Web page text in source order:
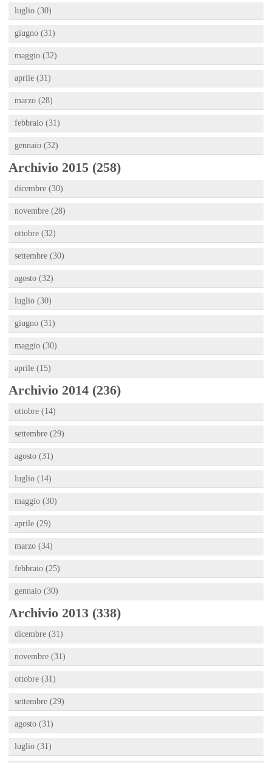
luglio (30)
giugno (31)
maggio (32)
aprile (31)
marzo (28)
febbraio (31)
gennaio (32)
Archivio 2015 (258)
dicembre (30)
novembre (28)
ottobre (32)
settembre (30)
agosto (32)
luglio (30)
giugno (31)
maggio (30)
aprile (15)
Archivio 2014 (236)
ottobre (14)
settembre (29)
agosto (31)
luglio (14)
maggio (30)
aprile (29)
marzo (34)
febbraio (25)
gennaio (30)
Archivio 2013 (338)
dicembre (31)
novembre (31)
ottobre (31)
settembre (29)
agosto (31)
luglio (31)